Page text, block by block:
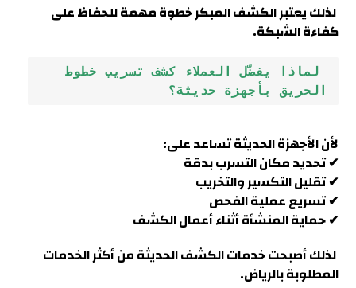
لذلك يعتبر الكشف المبكر خطوة مهمة للحفاظ على
كفاءة الشبكة.
الحريق بأجهزة حديثة؟
لأن الأجهزة الحديثة تساعد على:
✔ تحديد مكان التسرب بدقة
✔ تقليل التكسير والتخريب
✔ تسريع عملية الفحص
✔ حماية المنشأة أثناء أعمال الكشف
لذلك أصبحت خدمات الكشف الحديثة من أكثر الخدمات
المطلوبة بالرياض.